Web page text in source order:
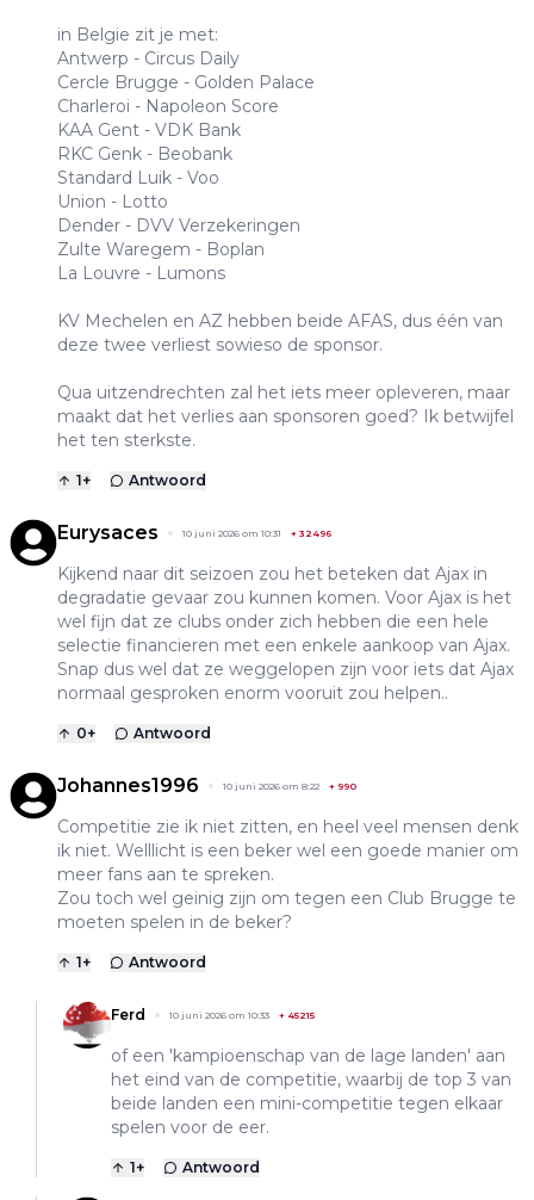
in Belgie zit je met:
Antwerp - Circus Daily
Cercle Brugge - Golden Palace
Charleroi - Napoleon Score
KAA Gent - VDK Bank
RKC Genk - Beobank
Standard Luik - Voo
Union - Lotto
Dender - DVV Verzekeringen
Zulte Waregem - Boplan
La Louvre - Lumons
KV Mechelen en AZ hebben beide AFAS, dus één van
deze twee verliest sowieso de sponsor.
Qua uitzendrechten zal het iets meer opleveren, maar
maakt dat het verlies aan sponsoren goed? Ik betwijfel
het ten sterkste.
1+ Antwoord
Eurysaces 10 juni 2026 om 10:31 + 32496
Kijkend naar dit seizoen zou het beteken dat Ajax in
degradatie gevaar zou kunnen komen. Voor Ajax is het
wel fijn dat ze clubs onder zich hebben die een hele
selectie financieren met een enkele aankoop van Ajax.
Snap dus wel dat ze weggelopen zijn voor iets dat Ajax
normaal gesproken enorm vooruit zou helpen..
0+ Antwoord
Johannes1996 10 juni 2026 om 8:22 + 990
Competitie zie ik niet zitten, en heel veel mensen denk
ik niet. Welllicht is een beker wel een goede manier om
meer fans aan te spreken.
Zou toch wel geinig zijn om tegen een Club Brugge te
moeten spelen in de beker?
1+ Antwoord
Ferd 10 juni 2026 om 10:33 + 45215
of een 'kampioenschap van de lage landen' aan
het eind van de competitie, waarbij de top 3 van
beide landen een mini-competitie tegen elkaar
spelen voor de eer.
1+ Antwoord